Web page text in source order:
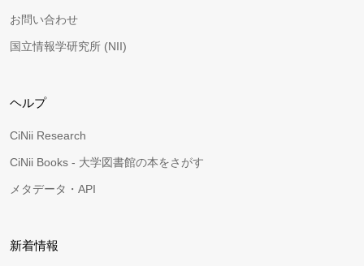
お問い合わせ
国立情報学研究所 (NII)
ヘルプ
CiNii Research
CiNii Books - 大学図書館の本をさがす
メタデータ・API
新着情報